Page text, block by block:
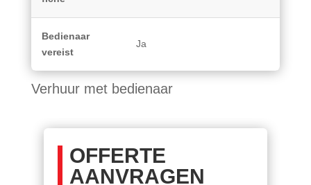
Bedienaar
vereist
Ja
Verhuur met bedienaar
OFFERTE
AANVRAGEN